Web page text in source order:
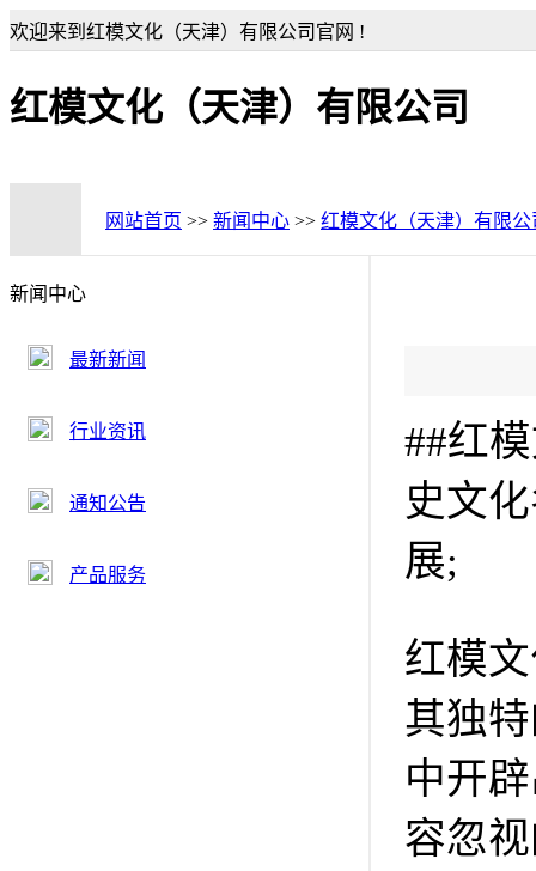
欢迎来到红模文化（天津）有限公司官网 !
红模文化（天津）有限公司
网站首页 >> 新闻中心 >> 红模文化（天津）有限公
新闻中心
最新新闻
行业资讯
通知公告
产品服务
##红
史文
展;
红模
其独
中开
容忽